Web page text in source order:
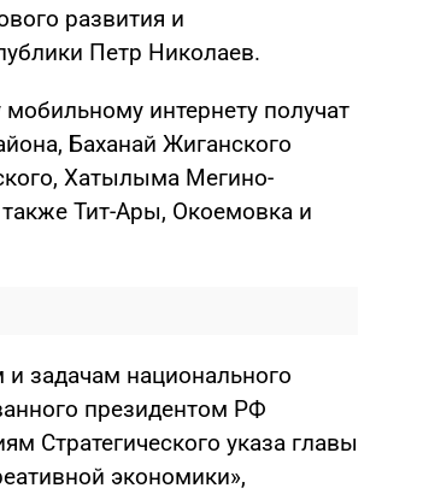
развития и
Петр Николаев.
интернету получат
Баханай Жиганского
Хатылыма Мегино-
Тит-Ары, Окоемовка и
и задачам национального
президентом РФ
Стратегического указа главы
экономики»,